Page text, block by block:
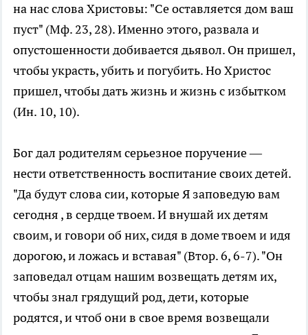
на нас слова Христовы: "Се оставляется дом ваш
пуст" (Мф. 23, 28). Именно этого, развала и
опустошенности добивается дьявол. Он пришел,
чтобы украсть, убить и погубить. Но Христос
пришел, чтобы дать жизнь и жизнь с избытком
(Ин. 10, 10).
Бог дал родителям серьезное поручение —
нести ответственность воспитание своих детей.
"Да будут слова сии, которые Я заповедую вам
сегодня , в сердце твоем. И внушай их детям
своим, и говори об них, сидя в доме твоем и идя
дорогою, и ложась и вставая" (Втор. 6, 6-7). "Он
заповедал отцам нашим возвещать детям их,
чтобы знал грядущий род, дети, которые
родятся, и чтоб они в свое время возвещали